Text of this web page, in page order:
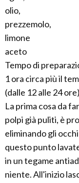
olio,
prezzemolo,
limone
aceto
Tempo di
1 ora circa più il
(dalle 12 alle 24 ore)
La prima cosa da
polpi già puliti, è
eliminando gli
questo punto
in un tegame
niente. All'inizio